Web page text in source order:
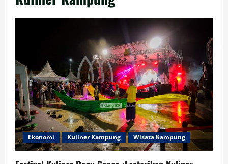
Ekonomi Kuliner Kampung Wisata Kampung